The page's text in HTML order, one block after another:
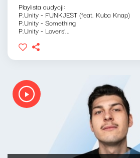
Playlista audycji:
P.Unity - FUNKJEST (feat. Kuba Knap)
P.Unity - Something
P.Unity - Lovers'...